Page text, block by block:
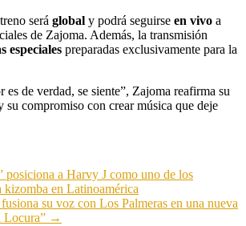
será global y podrá seguirse en vivo a
de Zajoma. Además, la transmisión
especiales preparadas exclusivamente para la
es de verdad, se siente”, Zajoma reafirma su
su compromiso con crear música que deje
posiciona a Harvy J como uno de los
kizomba en Latinoamérica
su voz con Los Palmeras en una nueva
Locura” →